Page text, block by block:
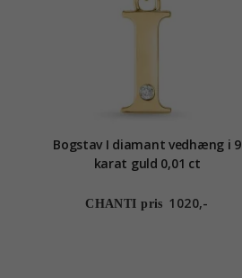
Bogstav I diamant vedhæng i 9
karat guld 0,01 ct
CHANTI pris 1020,-